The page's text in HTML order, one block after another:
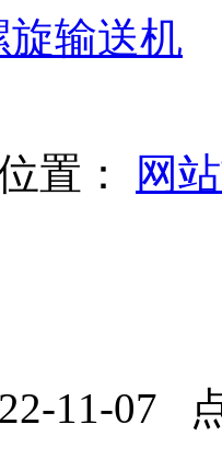
输送机
置：
网
11-07